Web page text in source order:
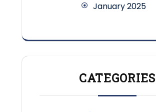
January 2025
CATEGORIES